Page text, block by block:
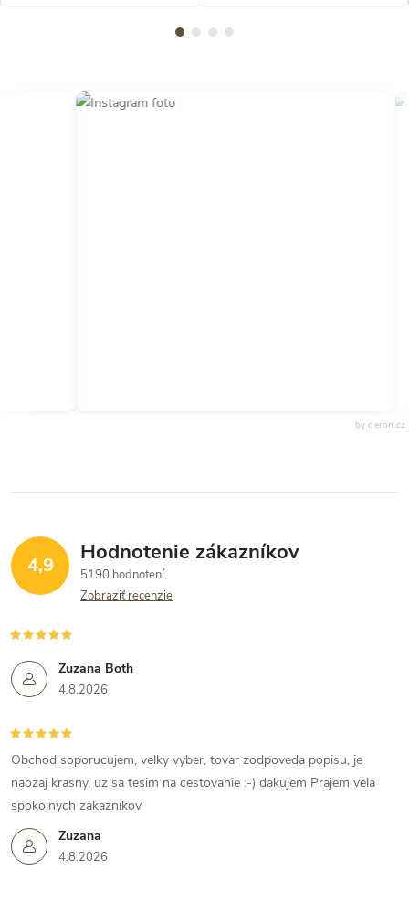
by qeron.cz
4,9 Hodnotenie zákazníkov
5190 hodnotení
Zobraziť recenzie
Zuzana Both
4.8.2026
Zuzana
4.8.2026
Obchod soporucujem, velky vyber, tovar zodpoveda popisu, je
naozaj krasny, uz sa tesim na cestovanie :-) dakujem Prajem vela
spokojnych zakaznikov